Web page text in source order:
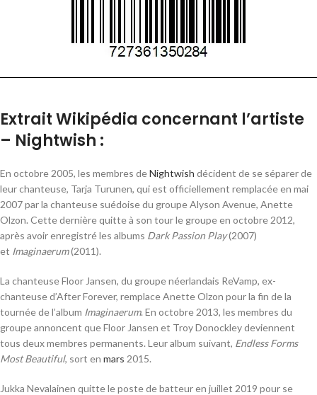
Extrait Wikipédia concernant l’artiste
– Nightwish :
En octobre 2005, les membres deNightwish décident de se séparer de
leur chanteuse, Tarja Turunen, qui est officiellement remplacée en mai
2007par la chanteuse suédoise du groupe Alyson Avenue, Anette
Olzon. Cette dernière quitte à son tour le groupe en octobre 2012,
après avoir enregistré les albums Dark Passion Play(2007)
et Imaginaerum(2011).
La chanteuse Floor Jansen, du groupe néerlandais ReVamp, ex-
chanteuse d’After Forever, remplace Anette Olzon pour la fin de la
tournée de l’album Imaginaerum. En octobre 2013, les membres du
groupe annoncent que Floor Jansen et Troy Donockley deviennent
tous deux membres permanents. Leur album suivant, Endless Forms
Most Beautiful, sort en mars 2015.
Jukka Nevalainen quitte le poste de batteur en juillet 2019 pour se